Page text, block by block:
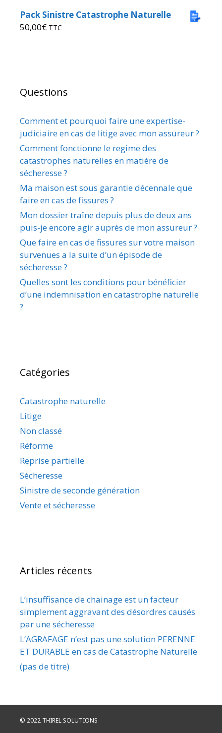
Pack Sinistre Catastrophe Naturelle
50,00€ TTC
Questions
Comment et pourquoi faire une expertise-
judiciaire en cas de litige avec mon assureur ?
Comment fonctionne le regime des
catastrophes naturelles en matière de
sécheresse ?
Ma maison est sous garantie décennale que
faire en cas de fissures ?
Mon dossier traîne depuis plus de deux ans
puis-je encore agir auprès de mon assureur ?
Que faire en cas de fissures sur votre maison
survenues a la suite d’un épisode de
sécheresse ?
Quelles sont les conditions pour bénéficier
d’une indemnisation en catastrophe naturelle
?
Catégories
Catastrophe naturelle
Litige
Non classé
Réforme
Reprise partielle
Sécheresse
Sinistre de seconde génération
Vente et sécheresse
Articles récents
L’insuffisance de chainage est un facteur
simplement aggravant des désordres causés
par une sécheresse
L’AGRAFAGE n’est pas une solution PERENNE
ET DURABLE en cas de Catastrophe Naturelle
(pas de titre)
© 2022 THIREL SOLUTIONS